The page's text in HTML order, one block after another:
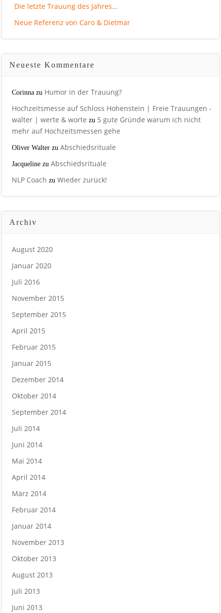
Die letzte Trauung des Jahres…
Neue Referenz von Caro & Dietmar
Neueste Kommentare
Corinna zu Humor in der Trauung?
Hochzeitsmesse auf Schloss Hohenstein | Freie Trauungen -
walter | werte & worte zu 5 gute Gründe warum ich nicht
mehr auf Hochzeitsmessen gehe
Oliver Walter zu Abschiedsrituale
Jacqueline zu Abschiedsrituale
NLP Coach zu Wieder zurück!
Archiv
August 2020
Januar 2020
Juli 2016
November 2015
September 2015
April 2015
Februar 2015
Januar 2015
Dezember 2014
Oktober 2014
September 2014
Juli 2014
Juni 2014
Mai 2014
April 2014
März 2014
Februar 2014
Januar 2014
November 2013
Oktober 2013
August 2013
Juli 2013
Juni 2013